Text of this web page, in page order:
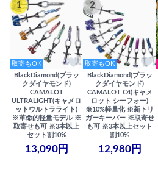
1
取寄もOK
BlackDiamond(ブラッ
クダイヤモンド)
CAMALOT
ULTRALIGHT(キャメロ
ットウルトラライト)
※革命的軽量モデル ※
取寄せも可 ※3本以上
セット割10%
13,090円
2
取寄もOK
BlackDiamond(ブラッ
クダイヤモンド)
CAMALOT C4(キャメ
ロット シーフォー)
※10%軽量化 ※新トリ
ガーキーパー ※取寄せ
も可 ※3本以上セット
割10%
12,980円